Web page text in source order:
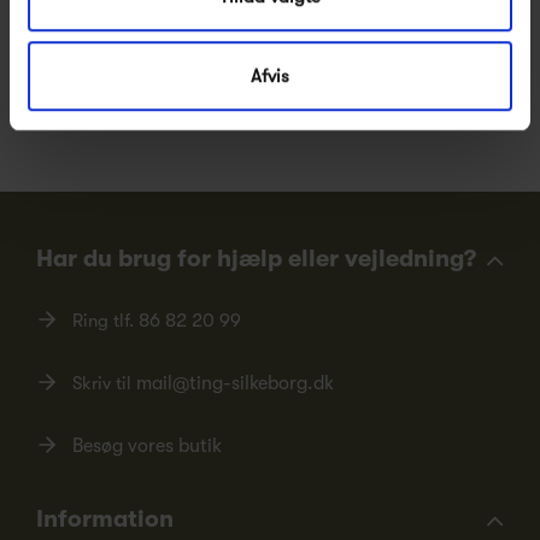
Afvis
Pssst.. Følg med påFacebook,Instagramog
nyhedsbrev
Nye designs, inspiration og eksklusive tilbud
Har du brug for hjælp eller vejledning?
Ring tlf. 86 82 20 99
Skriv til mail@ting-silkeborg.dk
Besøg vores butik
Information